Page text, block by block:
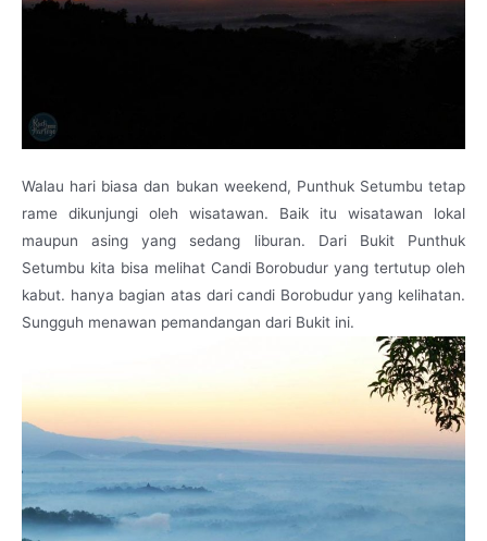
Walau hari biasa dan bukan weekend, Punthuk Setumbu tetap
rame dikunjungi oleh wisatawan. Baik itu wisatawan lokal
maupun asing yang sedang liburan. Dari Bukit Punthuk
Setumbu kita bisa melihat Candi Borobudur yang tertutup oleh
kabut. hanya bagian atas dari candi Borobudur yang kelihatan.
Sungguh menawan pemandangan dari Bukit ini.